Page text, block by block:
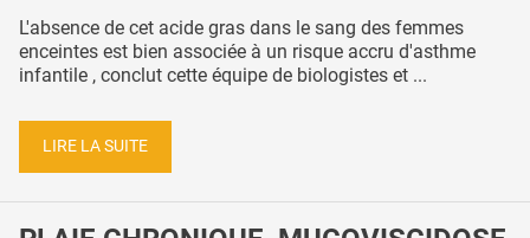
L'absence de cet acide gras dans le sang des femmes
enceintes est bien associée à un risque accru d'asthme
infantile , conclut cette équipe de biologistes et ...
LIRE LA SUITE